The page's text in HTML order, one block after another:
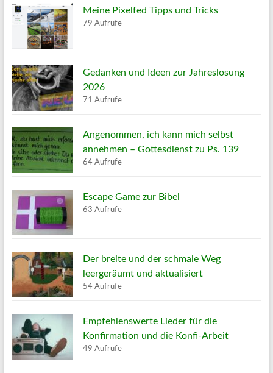
Meine Pixelfed Tipps und Tricks
79 Aufrufe
Gedanken und Ideen zur Jahreslosung
2026
71 Aufrufe
Angenommen, ich kann mich selbst
annehmen – Gottesdienst zu Ps. 139
64 Aufrufe
Escape Game zur Bibel
63 Aufrufe
Der breite und der schmale Weg
leergeräumt und aktualisiert
54 Aufrufe
Empfehlenswerte Lieder für die
Konfirmation und die Konfi-Arbeit
49 Aufrufe